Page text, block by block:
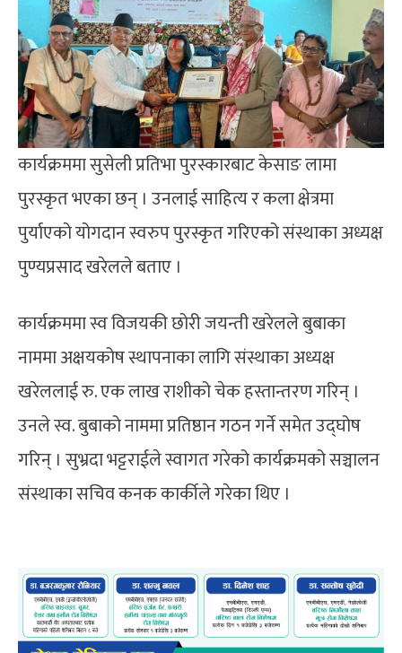
कार्यक्रममा सुसेली प्रतिभा पुरस्कारबाट केसाङ लामा
पुरस्कृत भएका छन् । उनलाई साहित्य र कला क्षेत्रमा
पुर्याएको योगदान स्वरुप पुरस्कृत गरिएको संस्थाका अध्यक्ष
पुण्यप्रसाद खरेलले बताए ।
कार्यक्रममा स्व विजयकी छोरी जयन्ती खरेलले बुबाका
नाममा अक्षयकोष स्थापनाका लागि संस्थाका अध्यक्ष
खरेललाई रु. एक लाख राशीको चेक हस्तान्तरण गरिन् ।
उनले स्व. बुबाको नाममा प्रतिष्ठान गठन गर्ने समेत उद्घोष
गरिन् । सुभ्रदा भट्टराईले स्वागत गरेको कार्यक्रमको सञ्चालन
संस्थाका सचिव कनक कार्कीले गरेका थिए ।